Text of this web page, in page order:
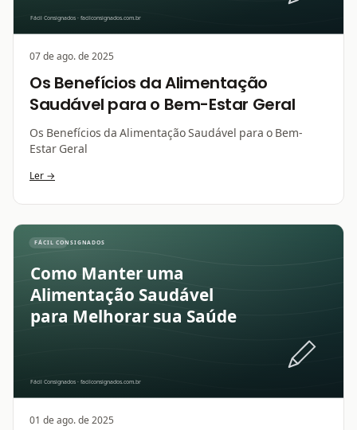
07 de ago. de 2025
Os Benefícios da Alimentação
Saudável para o Bem-Estar Geral
Os Benefícios da Alimentação Saudável para o Bem-
Estar Geral
Ler →
01 de ago. de 2025